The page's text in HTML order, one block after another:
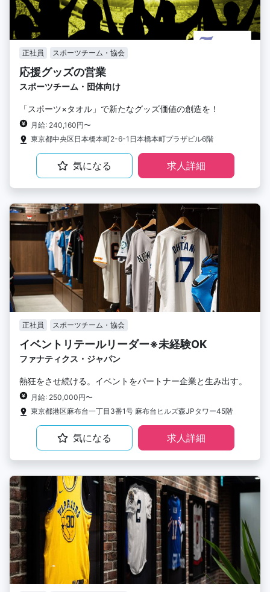
正社員 スポーツチーム・協会
応援グッズの営業
スポーツチーム・団体向け
「スポーツ×タオル」で新たなグッズ価値の創造を！
月給: 240,160円〜
東京都中央区日本橋本町2-6-1日本橋本町プラザビル6階
気になる 求人詳細
正社員 スポーツチーム・協会
イベントリテールリーダー※未経験OK
ファナティクス・ジャパン
熱狂をさせ続ける。イベントをパートナー企業と生み出す。
月給: 250,000円〜
東京都港区麻布台一丁目3番1号 麻布台ヒルズ森JPタワー45階
気になる 求人詳細